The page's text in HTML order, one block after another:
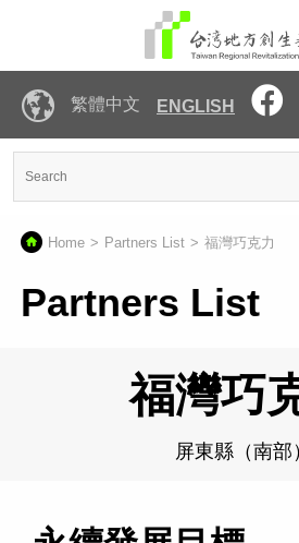
繁體中文 ENGLISH
Home Partners List 福灣巧克力
Partners List
福灣巧
屏東縣（南部